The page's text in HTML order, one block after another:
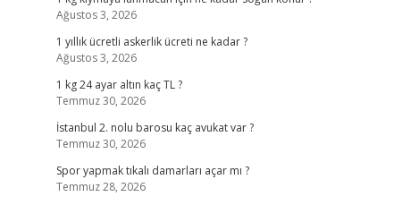
Ağustos 3, 2026
1 yıllık ücretli askerlik ücreti ne kadar ?
Ağustos 3, 2026
1 kg 24 ayar altın kaç TL ?
Temmuz 30, 2026
İstanbul 2. nolu barosu kaç avukat var ?
Temmuz 30, 2026
Spor yapmak tıkalı damarları açar mı ?
Temmuz 28, 2026